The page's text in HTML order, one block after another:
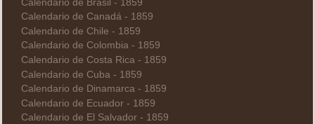
Calendario de Brasil - 1859
Calendario de Canadá - 1859
Calendario de Chile - 1859
Calendario de Colombia - 1859
Calendario de Costa Rica - 1859
Calendario de Cuba - 1859
Calendario de Dinamarca - 1859
Calendario de Ecuador - 1859
Calendario de El Salvador - 1859